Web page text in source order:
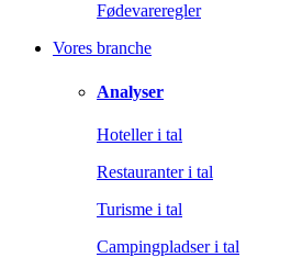
Fødevareregler
Vores branche
Analyser
Hoteller i tal
Restauranter i tal
Turisme i tal
Campingpladser i tal